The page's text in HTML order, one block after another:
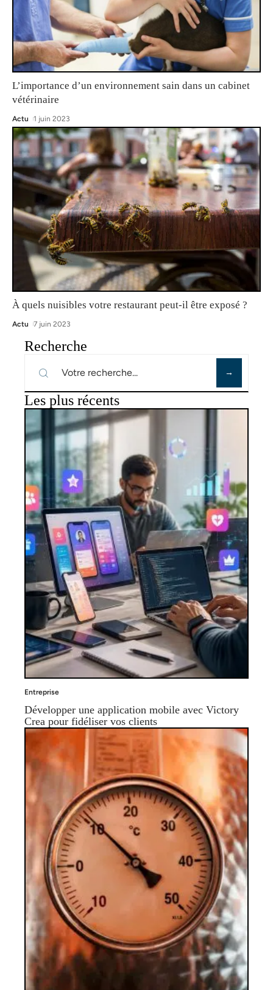
L’importance d’un environnement sain dans un cabinet
vétérinaire
Actu 1 juin 2023
À quels nuisibles votre restaurant peut-il être exposé ?
Actu 7 juin 2023
Recherche
Les plus récents
Entreprise
Développer une application mobile avec Victory
Crea pour fidéliser vos clients